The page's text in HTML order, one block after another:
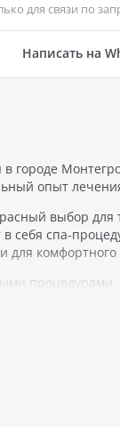
для связи по
Написать на
в городе
опыт
выбор
в себя спа-
для
посетить